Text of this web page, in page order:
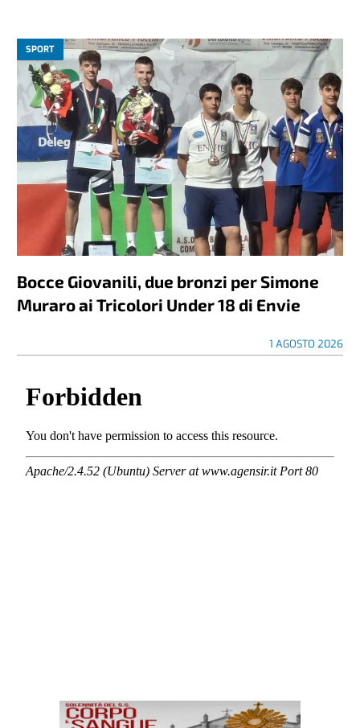
SPORT
Bocce Giovanili, due bronzi per Simone
Muraro ai Tricolori Under 18 di Envie
1 AGOSTO 2026